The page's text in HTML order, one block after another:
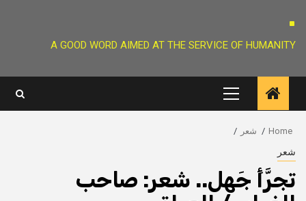
.
A GOOD WORD AIMED AT THE SERVICE OF HUMANITY
Primary
Menu
Home شعر
شعر
تجرَّأَ جَهل.. شعر: صاحب